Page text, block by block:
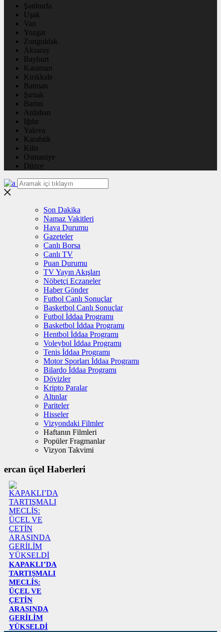
Şanlıurfa
Uşak
Van
Yozgat
Zonguldak
Aksaray
Bayburt
Karaman
Kırıkkale
Batman
Şırnak
Bartın
Ardahan
Iğdır
Yalova
Karabük
Kilis
Osmaniye
Düzce
Son Dakika
Namaz Vakitleri
Hava Durumu
Gazeteler
Canlı Borsa
Canlı TV
Puan Durumu
TV Yayın Akışları
Nöbetçi Eczaneler
Haber Gönder
Futbol Canlı Sonuçlar
Basketbol Canlı Sonuçlar
Futbol İddaa Programı
Basketbol İddaa Programı
Hentbol İddaa Programı
Voleybol İddaa Programı
Tenis İddaa Programı
Motor Sporları İddaa Programı
Bilardo İddaa Programı
Dövizler
Kripto Paralar
Altınlar
Pariteler
Hisseler
Vizyondaki Filmler
Haftanın Filmleri
Popüler Fragmanlar
Vizyon Takvimi
ercan üçel Haberleri
KAPAKLI’DA
TARTIŞMALI
MECLİS:
ÜÇEL VE
ÇETİN
ARASINDA
GERİLİM
YÜKSELDİ